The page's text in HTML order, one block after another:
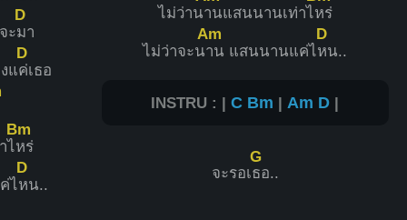
ะ
D
มา
แ
D
ค่เธอ
ไ
Bm
หร่
ไ
D
หน..
ไม่ว่านานแสนนานเท่าไหร่
ไม่ว่าจะน
Am
าน แสนนานแค่ไ
D
หน..
INSTRU : |C Bm | Am D |
จะรอเ
G
ธอ..